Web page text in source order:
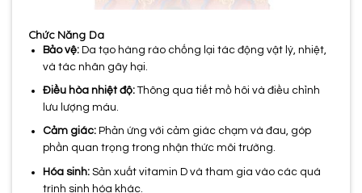
Chức Năng Da
Bảo vệ:Da tạo hàng rào chống lại tác động vật lý, nhiệt,
và tác nhân gây hại.
Điều hòa nhiệt độ:Thông qua tiết mồ hôi và điều chỉnh
lưu lượng máu.
Cảm giác:Phản ứng với cảm giác chạm và đau, góp
phần quan trọng trong nhận thức môi trường.
Hóa sinh:Sản xuất vitamin D và tham gia vào các quá
trình sinh hóa khác.